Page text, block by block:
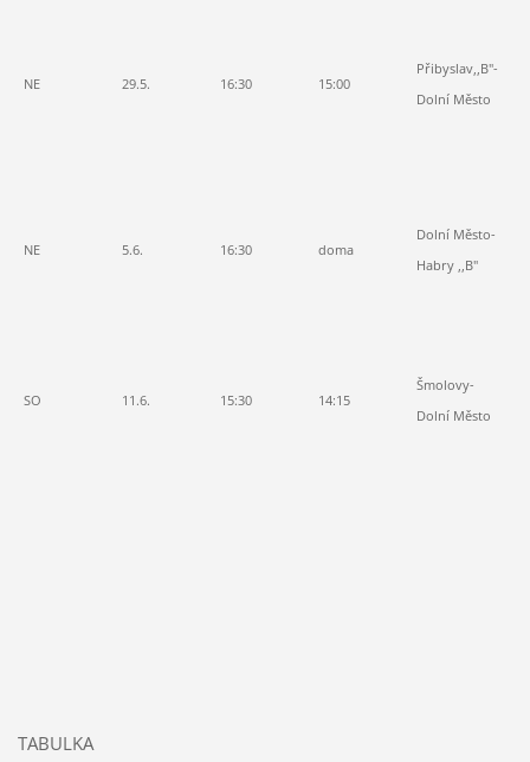
NE 29.5. 16:30 15:00
Přibyslav,,B"-
Dolní Město
NE 5.6. 16:30 doma
Dolní Město-
Habry ,,B"
SO 11.6. 15:30 14:15
Šmolovy-
Dolní Město
TABULKA